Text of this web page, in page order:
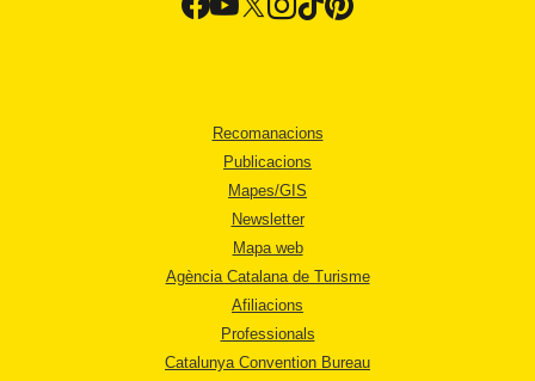
Recomanacions
Publicacions
Mapes/GIS
Newsletter
Mapa web
Agència Catalana de Turisme
Afiliacions
Professionals
Catalunya Convention Bureau